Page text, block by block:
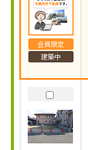
会員限定
建築中